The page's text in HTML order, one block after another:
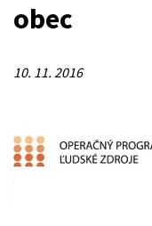
obec
10. 11. 2016